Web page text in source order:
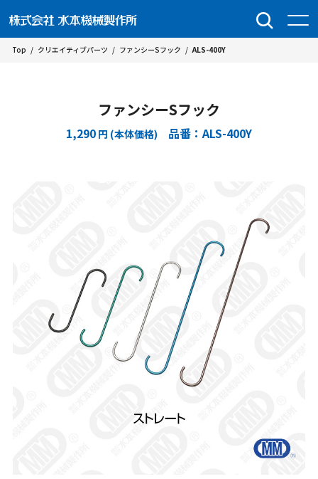
Top / クリエイティブパーツ / ファンシーSフック / ALS-400Y
ファンシーSフック
1,290 円 (本体価格) 品番：ALS-400Y